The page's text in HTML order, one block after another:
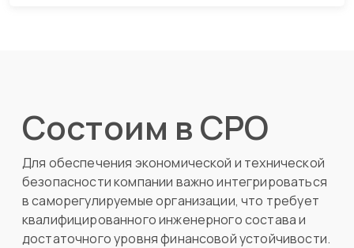
Состоим в СРО
Для обеспечения экономической и технической
безопасности компании важно интегрироваться
в саморегулируемые организации, что требует
квалифицированного инженерного состава и
достаточного уровня финансовой устойчивости.